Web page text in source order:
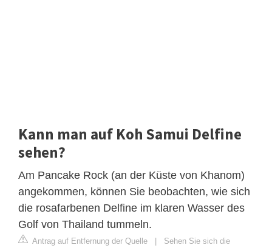
Kann man auf Koh Samui Delfine
sehen?
Am Pancake Rock (an der Küste von Khanom)
angekommen, können Sie beobachten, wie sich
die rosafarbenen Delfine im klaren Wasser des
Golf von Thailand tummeln.
Antrag auf Entfernung der Quelle
Sehen Sie sich die